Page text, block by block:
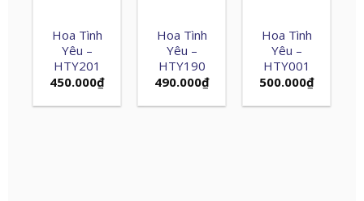
Hoa Tình
Yêu –
HTY201
450.000₫
Hoa Tình
Yêu –
HTY190
490.000₫
Hoa Tình
Yêu –
HTY001
500.000₫